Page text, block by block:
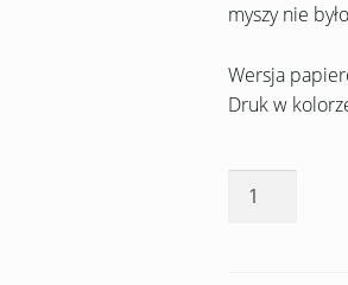
myszy nie
Wersja
Druk w